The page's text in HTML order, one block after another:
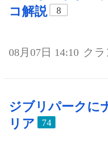
コ解説
8
08月07日 14:10 クラ
ジブリパークに
リア
74